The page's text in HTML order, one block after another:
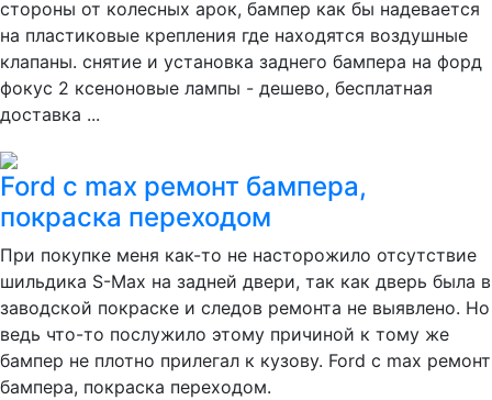
стороны от колесных арок, бампер как бы надевается
на пластиковые крепления где находятся воздушные
клапаны. снятие и установка заднего бампера на форд
фокус 2 ксеноновые лампы - дешево, бесплатная
доставка ...
Ford c max ремонт бампера,
покраска переходом
При покупке меня как-то не насторожило отсутствие
шильдика S-Max на задней двери, так как дверь была в
заводской покраске и следов ремонта не выявлено. Но
ведь что-то послужило этому причиной к тому же
бампер не плотно прилегал к кузову. Ford c max ремонт
бампера, покраска переходом.